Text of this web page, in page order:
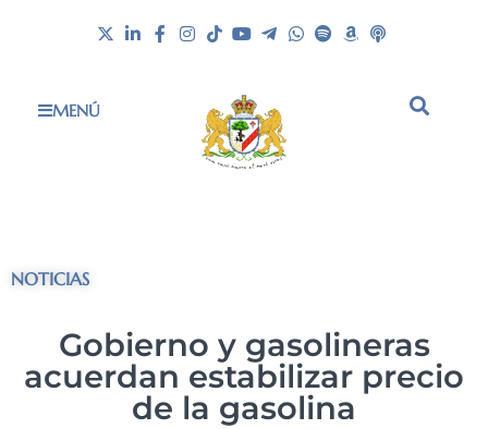
MENÚ
NOTICIAS
Gobierno y gasolineras
acuerdan estabilizar precio
de la gasolina